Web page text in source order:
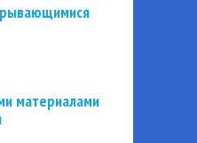
материалами